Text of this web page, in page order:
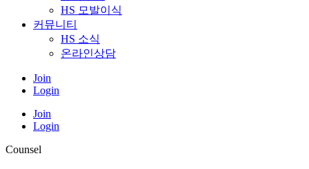
HS 모발이식
커뮤니티
HS 소식
온라인상담
Join
Login
Join
Login
Counsel